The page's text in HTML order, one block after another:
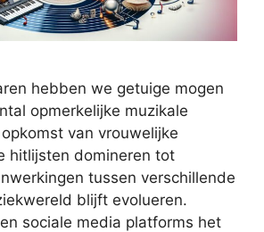
hebben we getuige mogen
opmerkelijke muzikale
van vrouwelijke
hitlijsten domineren tot
tussen verschillende
blijft evolueren.
sociale media platforms het